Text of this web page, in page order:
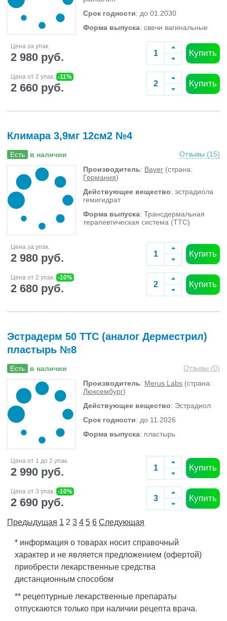
Срок годности: до 01.2030
Форма выпуска: свечи вагинальные
Цена за упак.
2 980 руб. Купить
Цена от 2 упак. -11%
2 660 руб. Купить
Климара 3,9мг 12см2 №4
Есть в наличии Отзывы (15)
Производитель: Bayer (страна:
Германия)
Действующее вещество: эстрадиола
гемигидрат
Форма выпуска: Трансдермальная
терапевтическая система (ТТС)
Цена за упак.
2 980 руб. Купить
Цена от 2 упак. -10%
2 680 руб. Купить
Эстрадерм 50 ТТС (аналог Дерместрил)
пластырь №8
Есть в наличии Отзывы (0)
Производитель: Merus Labs (страна:
Люксембург)
Действующее вещество: Эстрадиол
Срок годности: до 11.2026
Форма выпуска: пластырь
Цена от 1 до 2 упак.
2 990 руб. Купить
Цена от 3 упак. -10%
2 690 руб. Купить
Предыдущая 1 2 3 4 5 6 Следующая
* информация о товарах носит справочный
характер и не является предложением (офертой)
приобрести лекарственные средства
дистанционным способом
** рецептурные лекарственные препараты
отпускаются только при наличии рецепта врача.